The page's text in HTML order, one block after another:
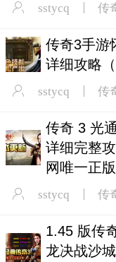
sstycq 传
传奇3手游
详细攻略
sstycq 传
传奇 3 光
详细完整
网唯一正版
sstycq 传
1.45 版传
龙决战沙